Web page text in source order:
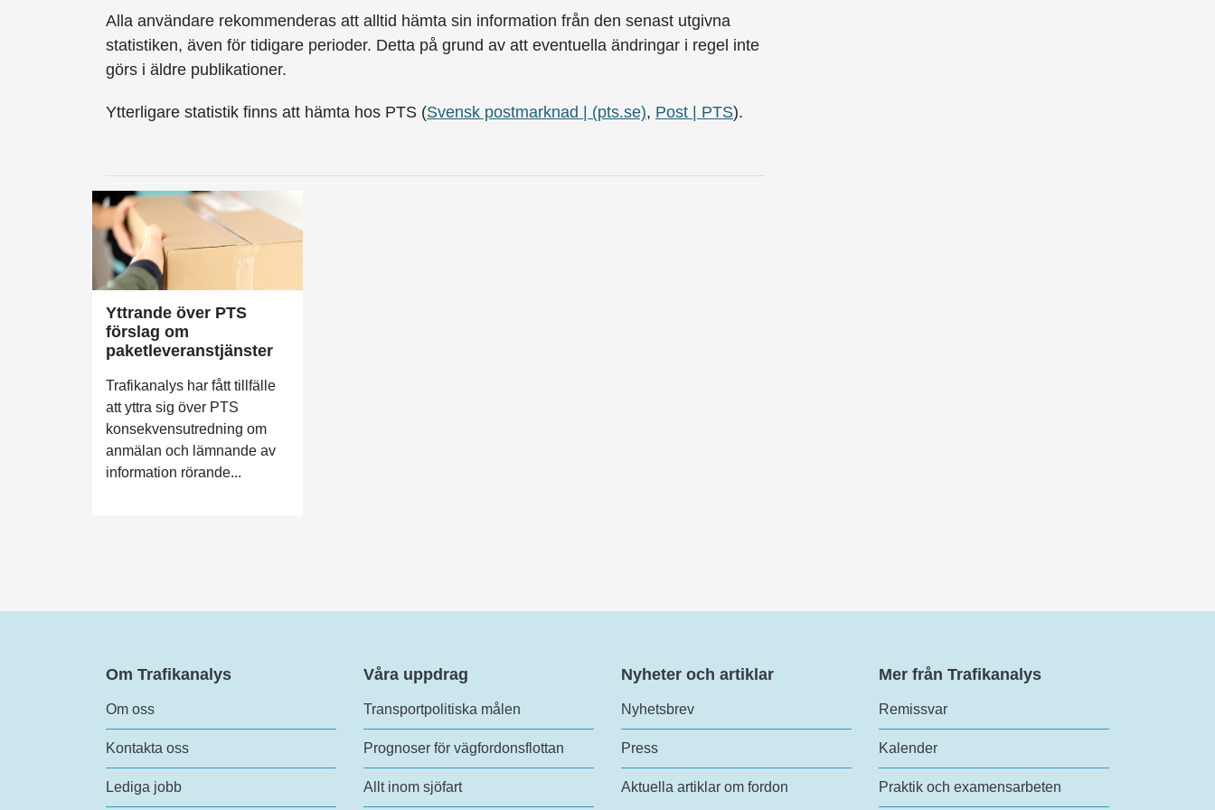
Alla användare rekommenderas att alltid hämta sin information från den senast utgivna
statistiken, även för tidigare perioder. Detta på grund av att eventuella ändringar i regel inte
görs i äldre publikationer.
Ytterligare statistik finns att hämta hos PTS (Svensk postmarknad | (pts.se), Post | PTS).
Yttrande över PTS
förslag om
paketleveranstjänster
Trafikanalys har fått tillfälle
att yttra sig över PTS
konsekvensutredning om
anmälan och lämnande av
information rörande...
Om Trafikanalys
Om oss
Kontakta oss
Lediga jobb
Våra uppdrag
Transportpolitiska målen
Prognoser för vägfordonsflottan
Allt inom sjöfart
Nyheter och artiklar
Nyhetsbrev
Press
Aktuella artiklar om fordon
Mer från Trafikanalys
Remissvar
Kalender
Praktik och examensarbeten